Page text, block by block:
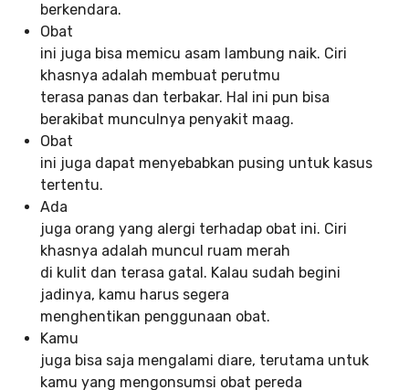
berkendara.
Obat
ini juga bisa memicu asam lambung naik. Ciri
khasnya adalah membuat perutmu
terasa panas dan terbakar. Hal ini pun bisa
berakibat munculnya penyakit maag.
Obat
ini juga dapat menyebabkan pusing untuk kasus
tertentu.
Ada
juga orang yang alergi terhadap obat ini. Ciri
khasnya adalah muncul ruam merah
di kulit dan terasa gatal. Kalau sudah begini
jadinya, kamu harus segera
menghentikan penggunaan obat.
Kamu
juga bisa saja mengalami diare, terutama untuk
kamu yang mengonsumsi obat pereda